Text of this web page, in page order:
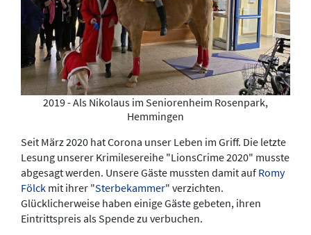
2019 - Als Nikolaus im Seniorenheim Rosenpark,
Hemmingen
Seit März 2020 hat Corona unser Leben im Griff. Die letzte
Lesung unserer Krimilesereihe "LionsCrime 2020" musste
abgesagt werden. Unsere Gäste mussten damit auf Romy
Fölck mit ihrer "Sterbekammer" verzichten.
Glücklicherweise haben einige Gäste gebeten, ihren
Eintrittspreis als Spende zu verbuchen.